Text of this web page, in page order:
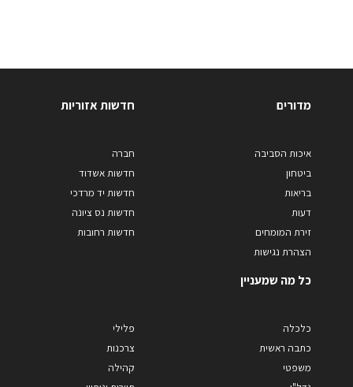
מדורים
איכות הסביבה
ביטחון
בריאות
דעות
זירת המומחים
הצהרת נגישות
חדשות אזוריות
חברה
חדשות אשדוד
חדשות יד מרדכי
חדשות נס ציונה
חדשות רחובות
כל מה שמעניין
כלכלה
כתבה ראשית
משפטי
פלילי
צרכנות
קהילה